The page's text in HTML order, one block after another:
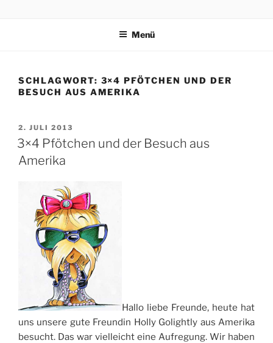
Menü
SCHLAGWORT: 3×4 PFÖTCHEN UND DER
BESUCH AUS AMERIKA
VERÖFFENTLICHT
AM
2. JULI 2013
3×4 Pfötchen und der Besuch aus
Amerika
Hallo liebe Freunde, heute hat
uns unsere gute Freundin Holly Golightly aus Amerika
besucht. Das war vielleicht eine Aufregung. Wir haben